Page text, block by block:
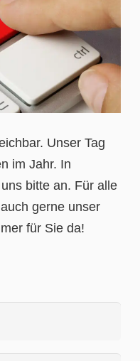
Unser Tag
im Jahr. In
bitte an. Für alle
gerne unser
für Sie da!